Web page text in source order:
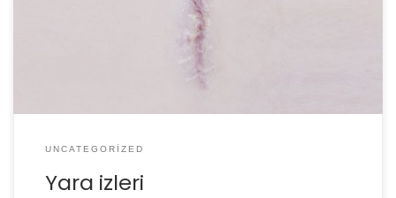
Ek olarak ameliyat esnasında uygun dikiş malzemeleri
ve uygun teknikler kullanıldığında dışarıdan görülmesi
çok mümkün olmayan izler kalır geride. Ameliyat […]
UNCATEGORIZED
Yara izleri